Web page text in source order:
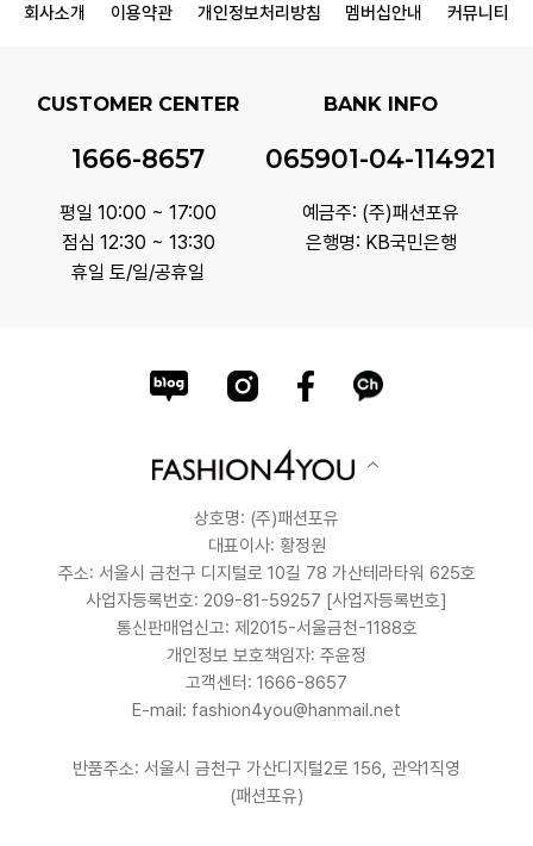
회사소개 이용약관 개인정보처리방침 멤버십안내 커뮤니티
CUSTOMER CENTER
1666-8657
평일 10:00 ~ 17:00
점심 12:30 ~ 13:30
휴일 토/일/공휴일
BANK INFO
065901-04-114921
예금주: (주)패션포유
은행명: KB국민은행
상호명: (주)패션포유
대표이사: 황정원
주소: 서울시 금천구 디지털로 10길 78 가산테라타워 625호
사업자등록번호: 209-81-59257 [사업자등록번호]
통신판매업신고: 제2015-서울금천-1188호
개인정보 보호책임자: 주윤정
고객센터: 1666-8657
E-mail: fashion4you@hanmail.net
반품주소: 서울시 금천구 가산디지털2로 156, 관악1직영
(패션포유)